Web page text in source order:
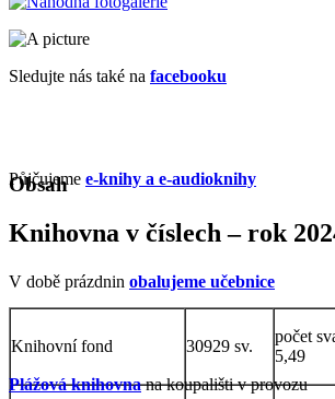
Sledujte nás také na facebooku
Půjčujeme e-knihy a e-audioknihy
V době prázdnin obalujeme učebnice
Plážová knihovnana koupališti v provozu
Obsah
Knihovna v číslech – rok
Knihovní fond 30929 sv.
počet
5,49